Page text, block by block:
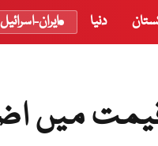
دنیا ایران-
میں